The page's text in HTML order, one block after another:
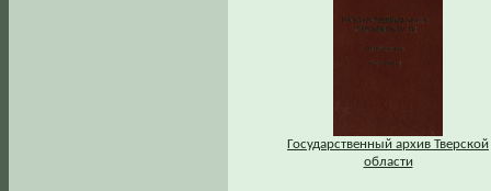
Государственный архив Тверской
области